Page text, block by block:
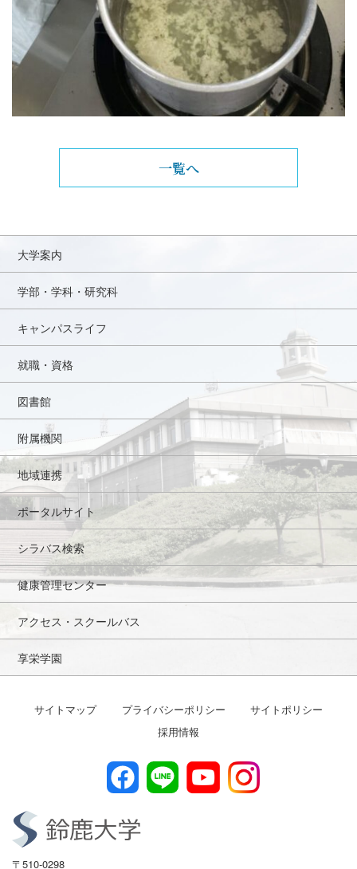
一覧へ
大学案内
学部・学科・研究科
キャンパスライフ
就職・資格
図書館
附属機関
地域連携
ポータルサイト
シラバス検索
健康管理センター
アクセス・スクールバス
享栄学園
〒510-0298
サイトマップ プライバシーポリシー
サイトポリシー
採用情報